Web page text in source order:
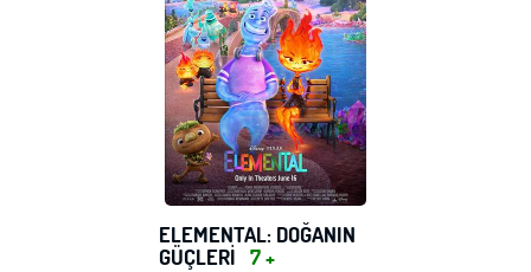
ELEMENTAL: DOĞANIN
GÜÇLERİ 7 +